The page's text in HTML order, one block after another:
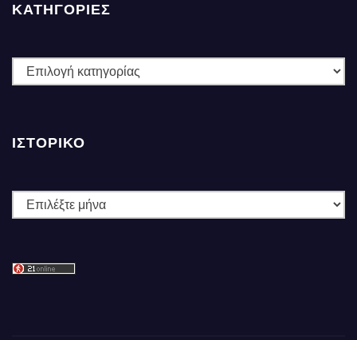
ΚΑΤΗΓΟΡΙΕΣ
ΚΑΤΗΓΟΡΙΕΣ
ΙΣΤΟΡΙΚΌ
Ιστορικό